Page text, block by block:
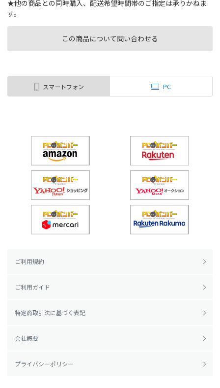
この商品について問い合わせる
★他の商品との同時購入、配送希望時間帯のご指定は承りかねま
す。
スマートフォン PC
ご利用規約
ご利用ガイド
特定商取引法に基づく表記
会社概要
プライバシーポリシー